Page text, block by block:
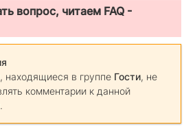
вопрос, читаем FAQ -
находящиеся в группе Гости, не
комментарии к данной